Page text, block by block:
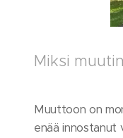
Miksi
Muuttoon on
enää innostanut